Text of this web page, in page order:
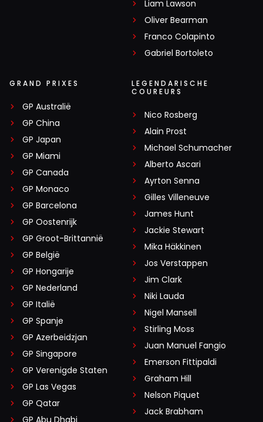
Liam Lawson
Oliver Bearman
Franco Colapinto
Gabriel Bortoleto
GRAND PRIXES
GP Australië
GP China
GP Japan
GP Miami
GP Canada
GP Monaco
GP Barcelona
GP Oostenrijk
GP Groot-Brittannië
GP België
GP Hongarije
GP Nederland
GP Italië
GP Spanje
GP Azerbeidzjan
GP Singapore
GP Verenigde Staten
GP Las Vegas
GP Qatar
LEGENDARISCHE
COUREURS
Nico Rosberg
Alain Prost
Michael Schumacher
Alberto Ascari
Ayrton Senna
Gilles Villeneuve
James Hunt
Jackie Stewart
Mika Häkkinen
Jos Verstappen
Jim Clark
Niki Lauda
Nigel Mansell
Stirling Moss
Juan Manuel Fangio
Emerson Fittipaldi
Graham Hill
Nelson Piquet
Jack Brabham